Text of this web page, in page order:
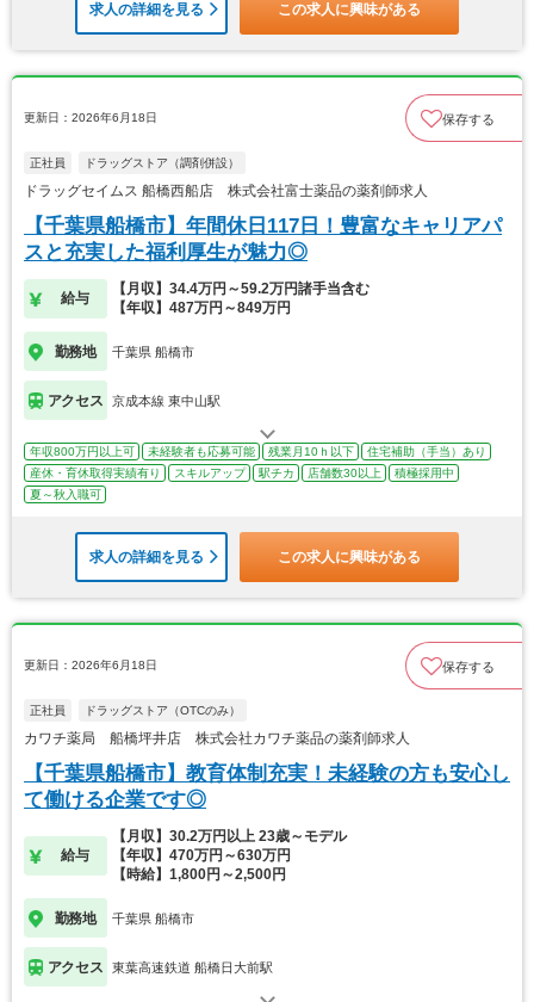
求人の詳細を見る この求人に興味がある
更新日：2026年6月18日 保存する
正社員 ドラッグストア（調剤併設）
ドラッグセイムス 船橋西船店 株式会社富士薬品の薬剤師求人
【千葉県船橋市】年間休日117日！豊富なキャリアパ
スと充実した福利厚生が魅力◎
給与
【月収】34.4万円～59.2万円諸手当含む
【年収】487万円～849万円
勤務地 千葉県 船橋市
アクセス 京成本線 東中山駅
年収800万円以上可 未経験者も応募可能 残業月10ｈ以下
住宅補助（手当）あり
産休・育休取得実績有り
スキルアップ 駅チカ 店舗数30以上
積極採用中
夏～秋入職可
求人の詳細を見る この求人に興味がある
更新日：2026年6月18日 保存する
正社員 ドラッグストア（OTCのみ）
カワチ薬局 船橋坪井店 株式会社カワチ薬品の薬剤師求人
【千葉県船橋市】教育体制充実！未経験の方も安心し
て働ける企業です◎
給与
【月収】30.2万円以上 23歳～モデル
【年収】470万円～630万円
【時給】1,800円～2,500円
勤務地 千葉県 船橋市
アクセス 東葉高速鉄道 船橋日大前駅